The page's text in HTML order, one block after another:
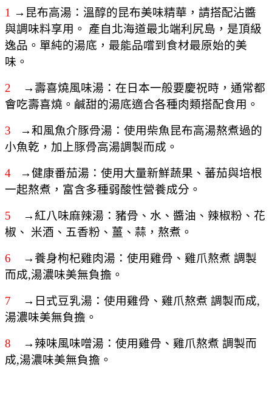
1 →昆布高湯：溫醇的昆布美味精華，請搭配沾醬
與調味料享用。 產自北海道最北端利尻島，是頂級
逸品。單純的湯底，最能品嚐到食材最原始的美
味。
2 →壽喜燒風味湯 ：在日本一般要慶祝時，通常都
會吃壽喜燒。鹹甜的湯底適合各種肉類搭配食用。
3
→和風魚介豚骨湯：使用柴魚昆布高湯熬煮過的
小魚乾，加上豚骨高湯調製而成。
4
→健康番茄湯：使用大量新鮮蔬果、蕃茄與培根
一起熬煮，富含多種弱酸性營養成分。
5
→紅八味麻辣湯：豬骨、水、醬油、辣椒粉、花
椒、 米酒、五香粉、薑、蒜，熬煮。
6
→養身枸杞雞肉湯：使用雞骨、雞爪熬煮 調製
而成,湯濃味美無負擔。
7
→日式豆乳湯：使用雞骨、雞爪熬煮 調製而成,
湯濃味美無負擔。
8
→辣味風味噌湯：使用雞骨、雞爪熬煮 調製而
成,湯濃味美無負擔。